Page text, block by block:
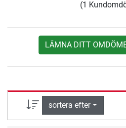
(1
LÄMNA DITT
sortera efter